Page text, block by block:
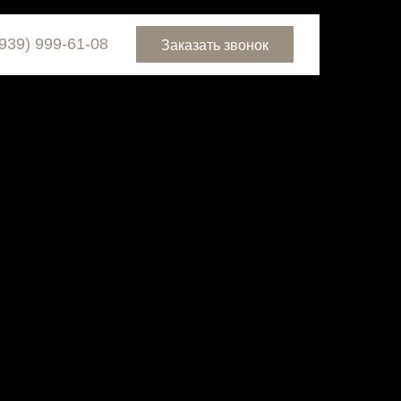
999-61-08 Заказать звонок